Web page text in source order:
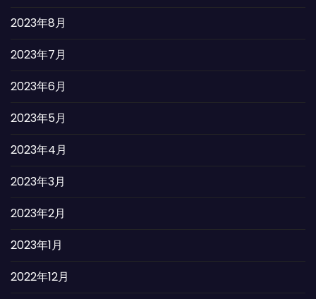
2023年8月
2023年7月
2023年6月
2023年5月
2023年4月
2023年3月
2023年2月
2023年1月
2022年12月